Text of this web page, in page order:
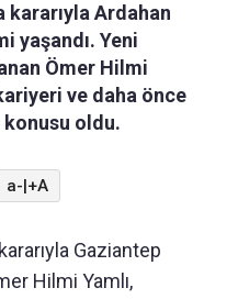
kararıyla Ardahan
yaşandı. Yeni
Ömer Hilmi
ve daha önce
konusu oldu.
a-|+A
Gaziantep
Hilmi Yamlı,